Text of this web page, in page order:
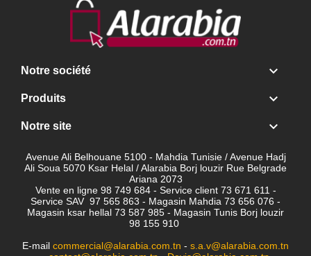
Notre société 
Produits 
Notre site 
Avenue Ali Belhouane 5100 - Mahdia Tunisie / Avenue Hadj
Ali Soua 5070 Ksar Helal / Alarabia Borj louzir Rue Belgrade
Ariana 2073
Vente en ligne 98 749 684 - Service client 73 671 611 -
Service SAV 97 565 863 - Magasin Mahdia 73 656 076 -
Magasin ksar hellal 73 587 985 - Magasin Tunis Borj louzir
98 155 910
E-mail commercial@alarabia.com.tn - s.a.v@alarabia.com.tn